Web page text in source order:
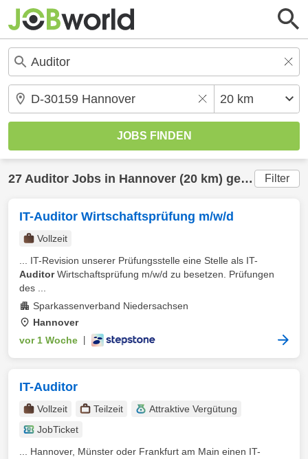
27 Auditor Jobs in Hannover (20 km) gefunden Filter
IT-Auditor Wirtschaftsprüfung m/w/d
Vollzeit
... IT-Revision unserer Prüfungsstelle eine Stelle als IT-
AuditorWirtschaftsprüfung m/w/d zu besetzen. Prüfungen
des ...
Sparkassenverband Niedersachsen
Hannover
vor 1 Woche
IT-Auditor
Vollzeit Teilzeit
Attraktive Vergütung
JobTicket
... Hannover, Münster oder Frankfurt am Main einen IT-